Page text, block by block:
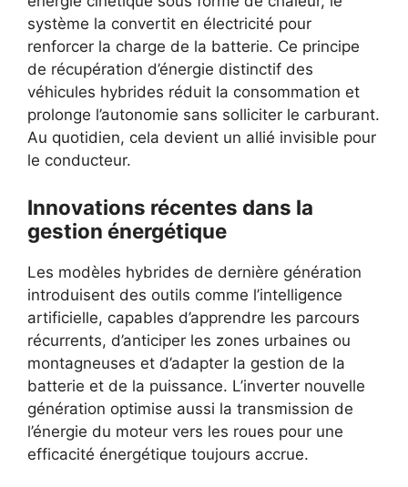
système la convertit en électricité pour
renforcer la charge de la batterie. Ce principe
de récupération d’énergie distinctif des
véhicules hybrides réduit la consommation et
prolonge l’autonomie sans solliciter le carburant.
Au quotidien, cela devient un allié invisible pour
le conducteur.
Innovations récentes dans la
gestion énergétique
Les modèles hybrides de dernière génération
introduisent des outils comme l’intelligence
artificielle, capables d’apprendre les parcours
récurrents, d’anticiper les zones urbaines ou
montagneuses et d’adapter la gestion de la
batterie et de la puissance. L’inverter nouvelle
génération optimise aussi la transmission de
l’énergie du moteur vers les roues pour une
efficacité énergétique toujours accrue.